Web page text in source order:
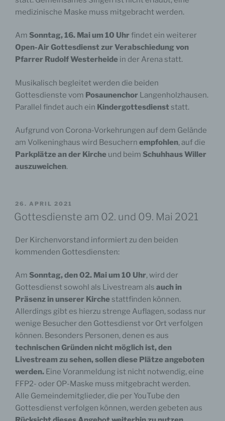
medizinische Maske muss mitgebracht werden.
Am Sonntag, 16. Mai um 10 Uhr findet ein weiterer
Open-Air Gottesdienst zur Verabschiedung von
Pfarrer Rudolf Westerheide in der Arena statt.
Musikalisch begleitet werden die beiden
Gottesdienste vom Posaunenchor Langenholzhausen.
Parallel findet auch ein Kindergottesdienst statt.
Aufgrund von Corona-Vorkehrungen auf dem Gelände
am Volkeninghaus wird Besuchern empfohlen, auf die
Parkplätze an der Kirche und beim Schuhhaus Willer
auszuweichen.
VERÖFFENTLICHT
AM
26. APRIL 2021
Gottesdienste am 02. und 09. Mai 2021
Der Kirchenvorstand informiert zu den beiden
kommenden Gottesdiensten:
Am Sonntag, den 02. Mai um 10 Uhr, wird der
Gottesdienst sowohl als Livestream als auch in
Präsenz in unserer Kirchestattfinden können.
Allerdings gibt es hierzu strenge Auflagen, sodass nur
wenige Besucher den Gottesdienst vor Ort verfolgen
können. Besonders Personen, denen es aus
technischen Gründen nicht möglich ist, den
Livestream zu sehen, sollen diese Plätze angeboten
werden. Eine Voranmeldung ist nicht notwendig, eine
FFP2- oder OP-Maske muss mitgebracht werden.
Alle Gemeindemitglieder, die per YouTube den
Gottesdienst verfolgen können, werden gebeten aus
von Ihrem Computer genutzt.
finden Sie unter
https://developers.google.com/fonts/faq und in der
Datenschutzerklärung von Google:
Wenn Sie uns eine E-Mail schreiben, werden die
von Ihnen dort angegebenen personenbezogenen
gespeichert. Die Verarbeitung dieser
personenbezogenen Daten ist notwendig für die
Ihre IP-Adresse und Datum und Uhrzeit der
Kontaktaufnahme gespeichert.
Ihrer Anfrage und die Sicherheit unserer
informationstechnischen Systeme zu
gewährleisten. Diese Verarbeitung ist gemäß § 6
Ziffer 3 und 4 DSG-EKD rechtmäßig, weil die
Beantwortung Ihrer Anfrage der Erfüllung unserer
Aufgaben dient und zugleich ein kirchliches
Interesse darstellt.
Die personenbezogenen Daten werden solange
gespeichert, wie dies zur Beantwortung Ihrer
Anfrage erforderlich ist. Sollte Ihre Anfrage zu
einem späteren Vertragsschluss führen, findet eine
Speicherung statt, solange dies zur Durchführung
vorvertraglicher Maßnahmen oder zur Erfüllung